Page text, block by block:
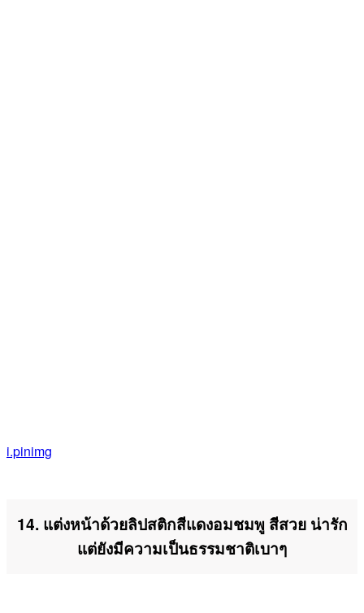
i.pinimg
14. แต่งหน้าด้วยลิปสติกสีแดงอมชมพู สีสวย น่ารัก
แต่ยังมีความเป็นธรรมชาติเบาๆ